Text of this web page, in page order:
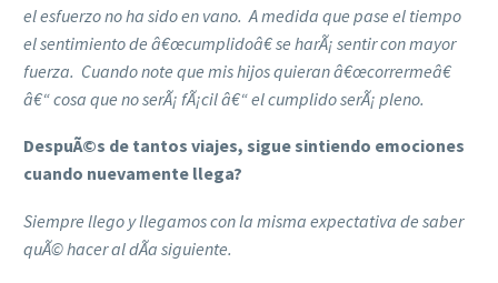
el esfuerzo no ha sido en vano. A medida que pase el tiempo
el sentimiento de â€œcumplidoâ€ se harÃ¡ sentir con mayor
fuerza. Cuando note que mis hijos quieran â€œcorrermeâ€
â€“ cosa que no serÃ¡ fÃ¡cil â€“ el cumplido serÃ¡ pleno.
DespuÃ©s de tantos viajes, sigue sintiendo emociones
cuando nuevamente llega?
Siempre llego y llegamos con la misma expectativa de saber
quÃ© hacer al dÃ­a siguiente.